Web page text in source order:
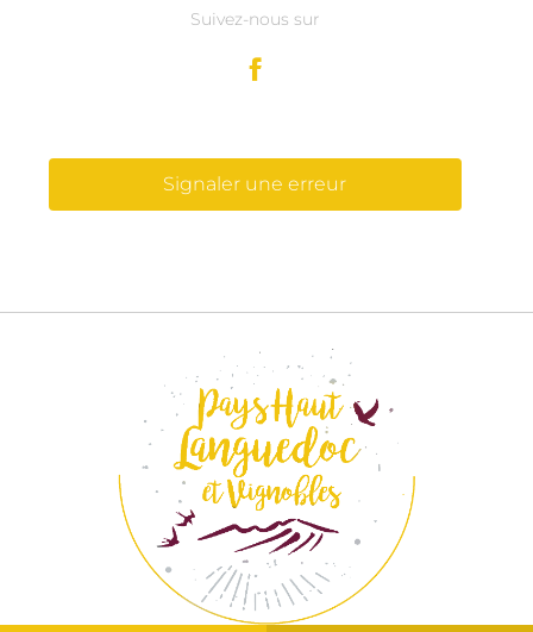
Suivez-nous sur
Signaler une erreur